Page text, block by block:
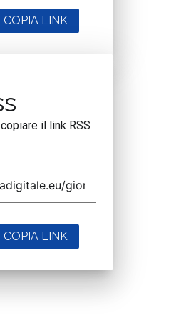
COPIA LINK
il link RSS
COPIA LINK